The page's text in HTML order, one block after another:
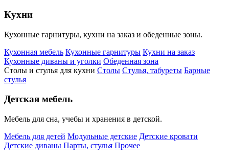
Кухни
Кухонные гарнитуры, кухни на заказ и обеденные зоны.
Кухонная мебель Кухонные гарнитуры Кухни на заказ
Кухонные диваны и уголки Обеденная зона
Столы и стулья для кухни Столы Стулья, табуреты Барные
стулья
Детская мебель
Мебель для сна, учебы и хранения в детской.
Мебель для детей Модульные детские Детские кровати
Детские диваны Парты, стулья Прочее